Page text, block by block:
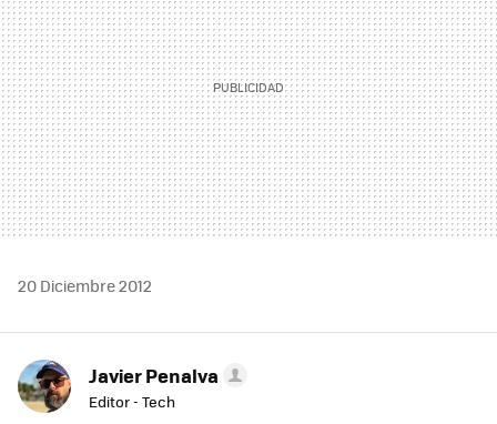
20 Diciembre 2012
Javier Penalva
Editor - Tech